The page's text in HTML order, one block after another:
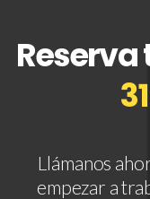
Reserva
Llámanos
empezar a